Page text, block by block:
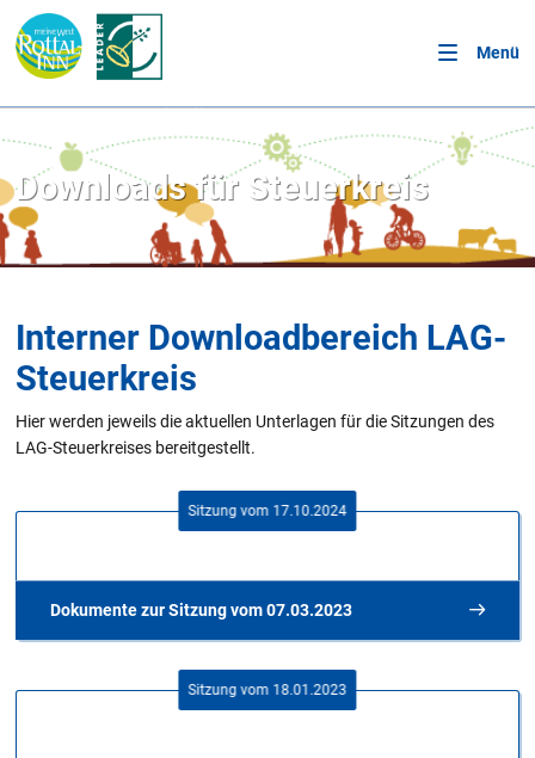
Menü
Downloads für Steuerkreis
Interner Downloadbereich LAG-
Steuerkreis
Hier werden jeweils die aktuellen Unterlagen für die Sitzungen des
LAG-Steuerkreises bereitgestellt.
Sitzung vom 17.10.2024
Dokumente zur Sitzung vom 07.03.2023
Erklärung InteressenkonfliktSitzung vom 18.01.2023